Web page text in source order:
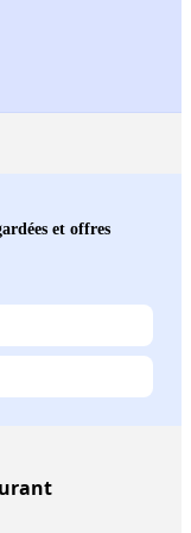
et offres